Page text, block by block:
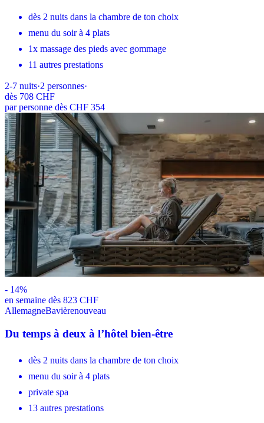
dès 2 nuits dans la chambre de ton choix
menu du soir à 4 plats
1x massage des pieds avec gommage
11 autres prestations
2-7 nuits·2 personnes·
dès 708 CHF
par personne dès CHF 354
- 14%
en semaine dès 823 CHF
AllemagneBavièrenouveau
Du temps à deux à l’hôtel bien-être
dès 2 nuits dans la chambre de ton choix
menu du soir à 4 plats
private spa
13 autres prestations